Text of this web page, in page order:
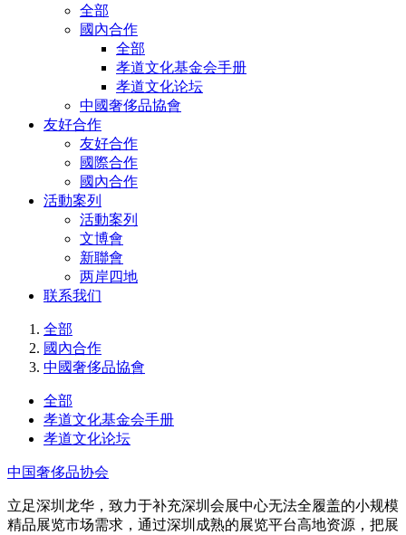
全部
國內合作
全部
孝道文化基金会手册
孝道文化论坛
中國奢侈品協會
友好合作
友好合作
國際合作
國內合作
活動案列
活動案列
文博會
新聯會
两岸四地
联系我们
全部
國內合作
中國奢侈品協會
全部
孝道文化基金会手册
孝道文化论坛
中国奢侈品协会
立足深圳龙华，致力于补充深圳会展中心无法全履盖的小规模
精品展览市场需求，通过深圳成熟的展览平台高地资源，把展